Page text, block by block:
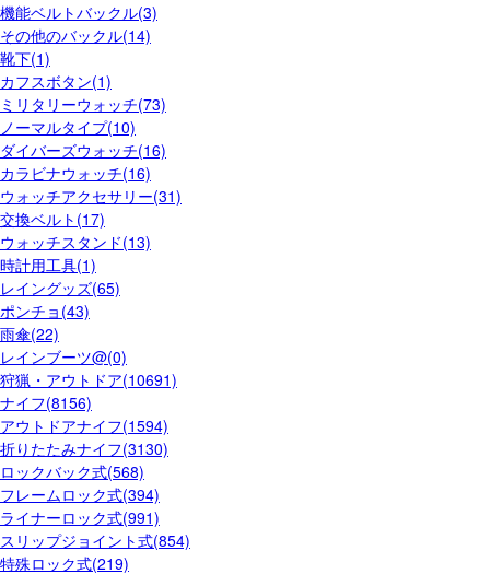
機能ベルトバックル(3)
その他のバックル(14)
靴下(1)
カフスボタン(1)
ミリタリーウォッチ(73)
ノーマルタイプ(10)
ダイバーズウォッチ(16)
カラビナウォッチ(16)
ウォッチアクセサリー(31)
交換ベルト(17)
ウォッチスタンド(13)
時計用工具(1)
レイングッズ(65)
ポンチョ(43)
雨傘(22)
レインブーツ@(0)
狩猟・アウトドア(10691)
ナイフ(8156)
アウトドアナイフ(1594)
折りたたみナイフ(3130)
ロックバック式(568)
フレームロック式(394)
ライナーロック式(991)
スリップジョイント式(854)
特殊ロック式(219)